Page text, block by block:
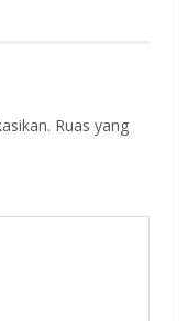
Ruas yang